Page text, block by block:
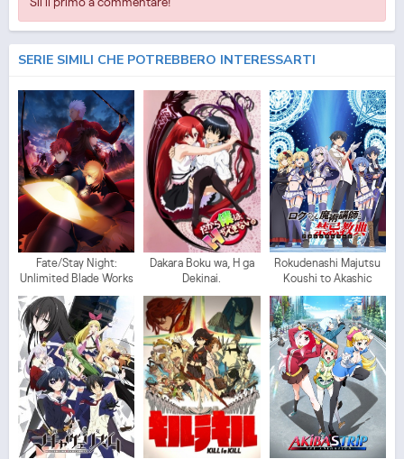
SERIE SIMILI CHE POTREBBERO INTERESSARTI
Fate/Stay Night:
Unlimited Blade Works
Dakara Boku wa, H ga
Dekinai.
Rokudenashi Majutsu
Koushi to Akashic
Records